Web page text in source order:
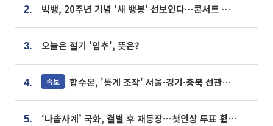
2. 빅뱅, 20주년 기념 '새 뱅봉' 선보인다⋯콘서트 앞두고 팝업 개최
3. 오늘은 절기 '입추', 뜻은?
4. 속보 합수본, '통계 조작' 서울·경기·충북 선관위 등 추가 압수수색
5. ‘나솔사계’ 국화, 결별 후 재등장⋯첫인상 투표 휩쓸고 ‘인기녀’ 등극